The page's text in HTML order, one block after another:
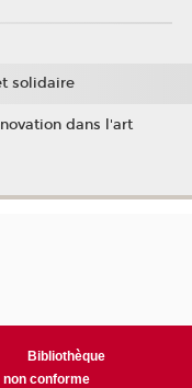
solidaire
dans l'art
Bibliothèque
conforme